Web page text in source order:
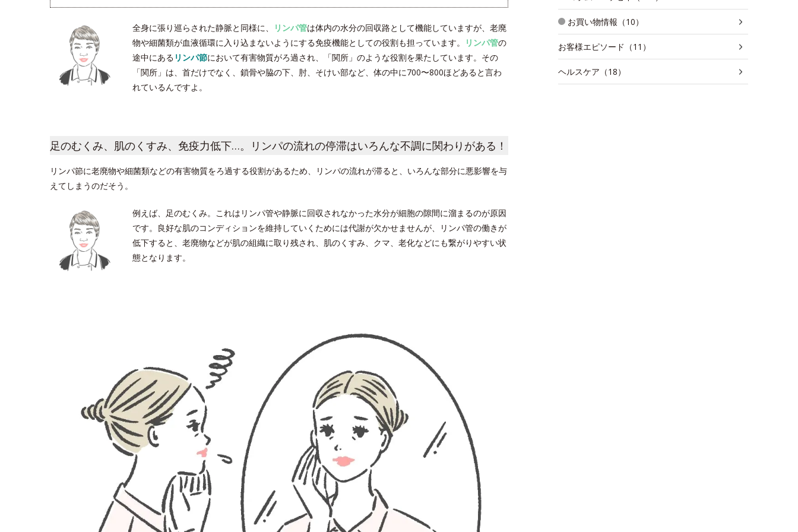
全身に張り巡らされた静脈と同様に、 リンパ管は体内の水分の回収路として機能していますが、老廃
物や細菌類が血液循環に入り込まないようにする免疫機能としての役割も担っています。
リンパ管の
途中にある リンパ節において有害物質がろ過され、「関所」のような役割を果たしています。その
「関所」は、首だけでなく、鎖骨や脇の下、肘、そけい部など、体の中に700〜800ほどあると言わ
れているんですよ。
足のむくみ、肌のくすみ、免疫力低下…。リンパの流れの停滞はいろんな不調に関わりがある！
リンパ節に老廃物や細菌類などの有害物質をろ過する役割があるため、リンパの流れが滞ると、いろんな部分に悪影響を与
えてしまうのだそう。
例えば、足のむくみ。これはリンパ管や静脈に回収されなかった水分が細胞の隙間に溜まるのが原因
です。良好な肌のコンディションを維持していくためには代謝が欠かせませんが、リンパ管の働きが
低下すると、老廃物などが肌の組織に取り残され、肌のくすみ、クマ、老化などにも繋がりやすい状
態となります。
お買い物情報（10）
お客様エピソード（11）
ヘルスケア（18）